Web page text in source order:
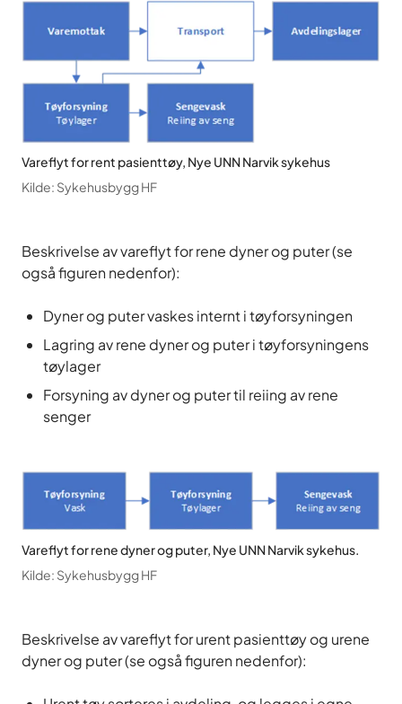
Vareflyt for rent pasienttøy, Nye UNN Narvik sykehus
Kilde: Sykehusbygg HF
Beskrivelse av vareflyt for rene dyner og puter (se
også figuren nedenfor):
Dyner og puter vaskes internt i tøyforsyningen
Lagring av rene dyner og puter i tøyforsyningens
tøylager
Forsyning av dyner og puter til reiing av rene
senger
Vareflyt for rene dyner og puter, Nye UNN Narvik sykehus.
Kilde: Sykehusbygg HF
Beskrivelse av vareflyt for urent pasienttøy og urene
dyner og puter (se også figuren nedenfor):